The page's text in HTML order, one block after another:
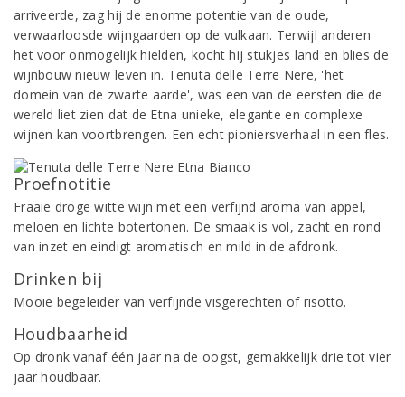
arriveerde, zag hij de enorme potentie van de oude,
verwaarloosde wijngaarden op de vulkaan. Terwijl anderen
het voor onmogelijk hielden, kocht hij stukjes land en blies de
wijnbouw nieuw leven in. Tenuta delle Terre Nere, 'het
domein van de zwarte aarde', was een van de eersten die de
wereld liet zien dat de Etna unieke, elegante en complexe
wijnen kan voortbrengen. Een echt pioniersverhaal in een fles.
Proefnotitie
Fraaie droge witte wijn met een verfijnd aroma van appel,
meloen en lichte botertonen. De smaak is vol, zacht en rond
van inzet en eindigt aromatisch en mild in de afdronk.
Drinken bij
Mooie begeleider van verfijnde visgerechten of risotto.
Houdbaarheid
Op dronk vanaf één jaar na de oogst, gemakkelijk drie tot vier
jaar houdbaar.